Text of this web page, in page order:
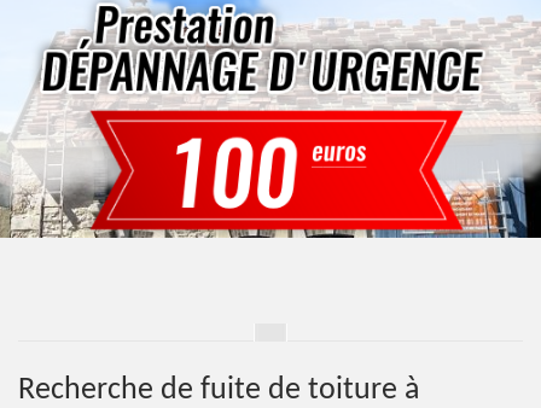
Recherche de fuite de toiture à